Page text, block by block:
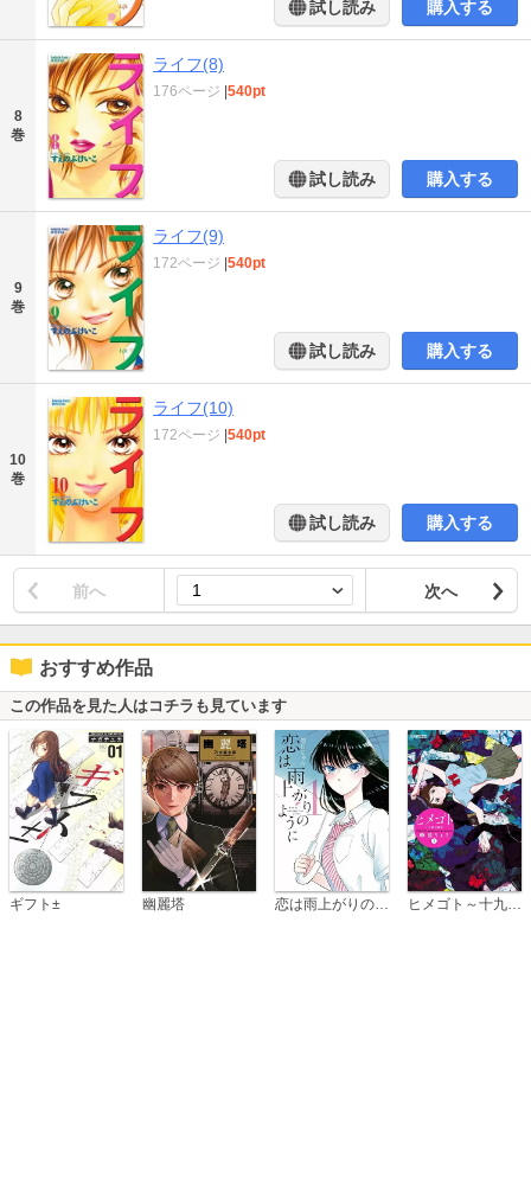
試し読み 購入する
8
巻
ライフ(8)
176ページ 540pt
試し読み 購入する
9
巻
ライフ(9)
172ページ 540pt
試し読み 購入する
10
巻
ライフ(10)
172ページ 540pt
試し読み 購入する
前へ 次へ
おすすめ作品
この作品を見た人はコチラも見ています
ギフト± 幽麗塔 恋は雨上がりのように ヒメゴト～十九歳の制服～